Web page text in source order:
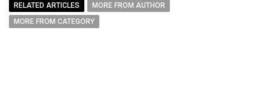
RELATED ARTICLES
MORE FROM AUTHOR
MORE FROM CATEGORY